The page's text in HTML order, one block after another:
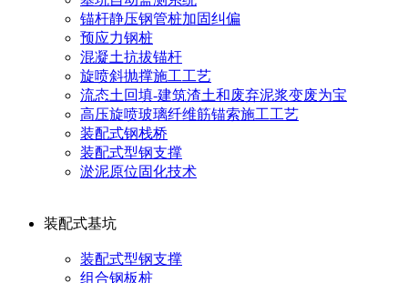
锚杆静压钢管桩加固纠偏
预应力钢桩
混凝土抗拔锚杆
旋喷斜抛撑施工工艺
流态土回填-建筑渣土和废弃泥浆变废为宝
高压旋喷玻璃纤维筋锚索施工工艺
装配式钢栈桥
装配式型钢支撑
淤泥原位固化技术
装配式基坑
装配式型钢支撑
组合钢板桩